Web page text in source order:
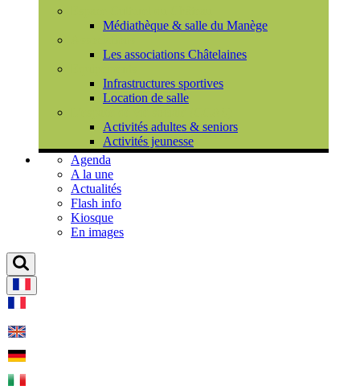
Médiathèque & salle du Manège
Les associations Châtelaines
Infrastructures sportives
Location de salle
Activités adultes & seniors
Activités jeunesse
Agenda
A la une
Actualités
Flash info
Kiosque
En images